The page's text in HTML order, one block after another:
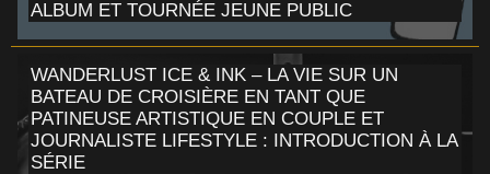
ALBUM ET TOURNÉE JEUNE PUBLIC
WANDERLUST ICE & INK – LA VIE SUR UN
BATEAU DE CROISIÈRE EN TANT QUE
PATINEUSE ARTISTIQUE EN COUPLE ET
JOURNALISTE LIFESTYLE : INTRODUCTION À LA
SÉRIE